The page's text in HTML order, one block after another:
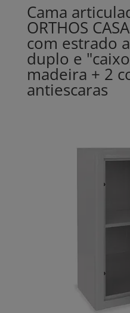
Cama
ORTHOS
com estrado
duplo e
madeira + 2
antiescaras